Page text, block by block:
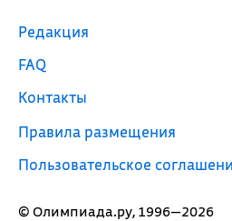
© Олимпиада.ру, 1996—2026
Редакция
FAQ
Контакты
Правила размещения
Пользовательское